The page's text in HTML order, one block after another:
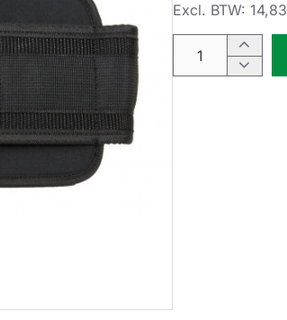
Excl. BTW: 14,83